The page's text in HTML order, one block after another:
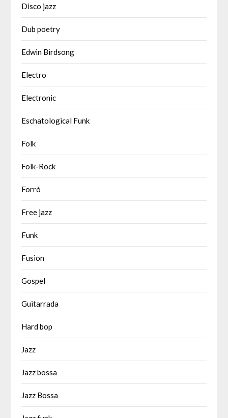
Disco jazz
Dub poetry
Edwin Birdsong
Electro
Electronic
Eschatological Funk
Folk
Folk-Rock
Forró
Free jazz
Funk
Fusion
Gospel
Guitarrada
Hard bop
Jazz
Jazz bossa
Jazz Bossa